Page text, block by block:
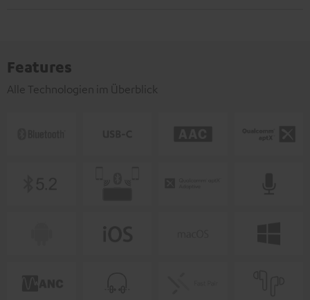
Features
Alle Technologien im Überblick